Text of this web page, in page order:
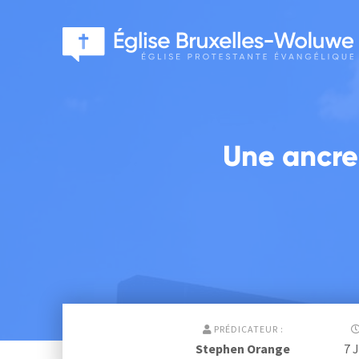
Une
PRÉDICATEUR :
Stephen Orange 7